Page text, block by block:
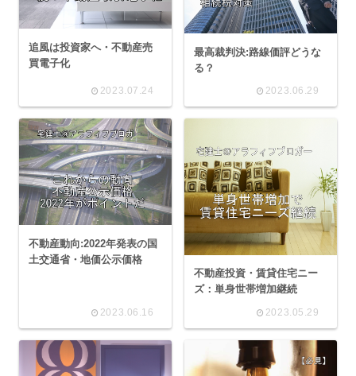
追風は投資家へ・不動産売
買電子化
2023.07.24
最高裁判決:路線価評どうな
る？
2023.06.29
不動産動向:2022年発表の国
土交通省・地価公示価格
2023.06.16
不動産投資・賃貸住宅ニー
ズ：単身世帯増加継続
2023.05.29